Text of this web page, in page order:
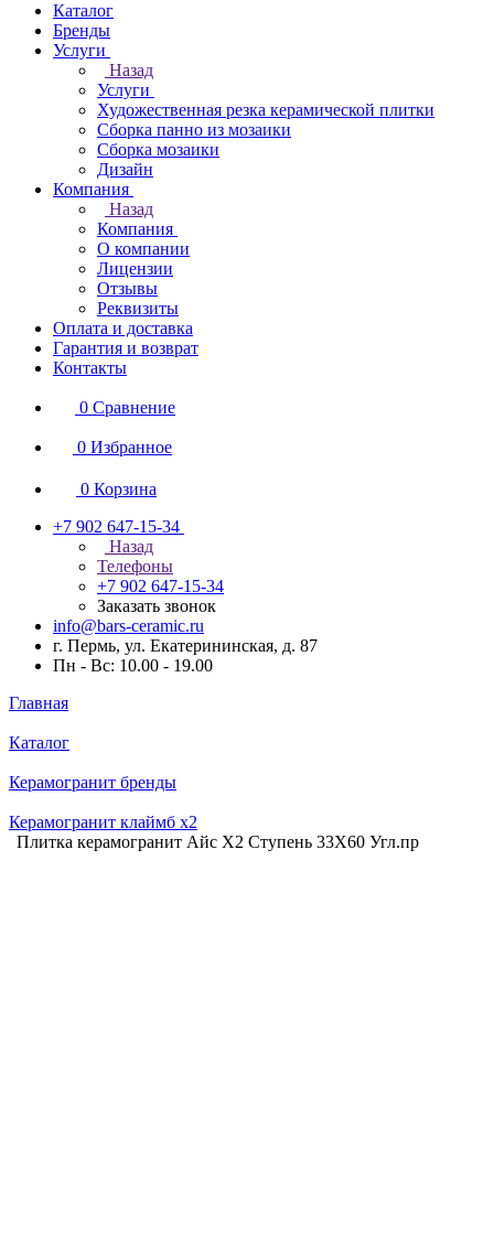
Каталог
Бренды
Услуги
Назад
Услуги
Художественная резка керамической плитки
Сборка панно из мозаики
Сборка мозаики
Дизайн
Компания
Назад
Компания
О компании
Лицензии
Отзывы
Реквизиты
Оплата и доставка
Гарантия и возврат
Контакты
0 Сравнение
0 Избранное
0 Корзина
+7 902 647-15-34
Назад
Телефоны
+7 902 647-15-34
Заказать звонок
info@bars-ceramic.ru
г. Пермь, ул. Екатерининская, д. 87
Пн - Вс: 10.00 - 19.00
Главная
Каталог
Керамогранит бренды
Керамогранит клаймб x2
Плитка керамогранит Айс Х2 Ступень 33X60 Угл.пр